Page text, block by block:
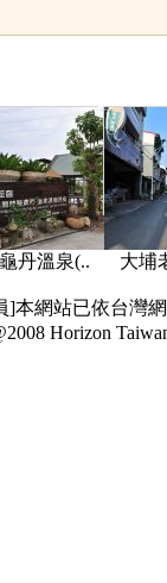
龜丹溫泉(.. 大埔
]本網站已依台灣
Horizon